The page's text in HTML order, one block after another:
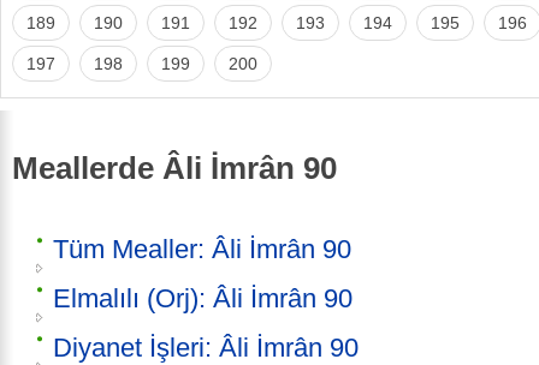
189 190 191 192 193 194 195 196
197 198 199 200
Meallerde Âli İmrân 90
Tüm Mealler: Âli İmrân 90
Elmalılı (Orj): Âli İmrân 90
Diyanet İşleri: Âli İmrân 90